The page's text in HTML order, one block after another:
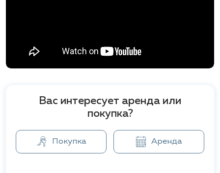
обеспечения безопасности, прачечную,
достопримечательности:
Laguna Phuket — всего в 5 минутах.
Пляж Лаян — в 10 минутах.
Boat Avenue — 12 минут пути.
Торгово-развлекательный комплекс Porto de
Вас интересует аренда или
покупка?
Покупка Аренда